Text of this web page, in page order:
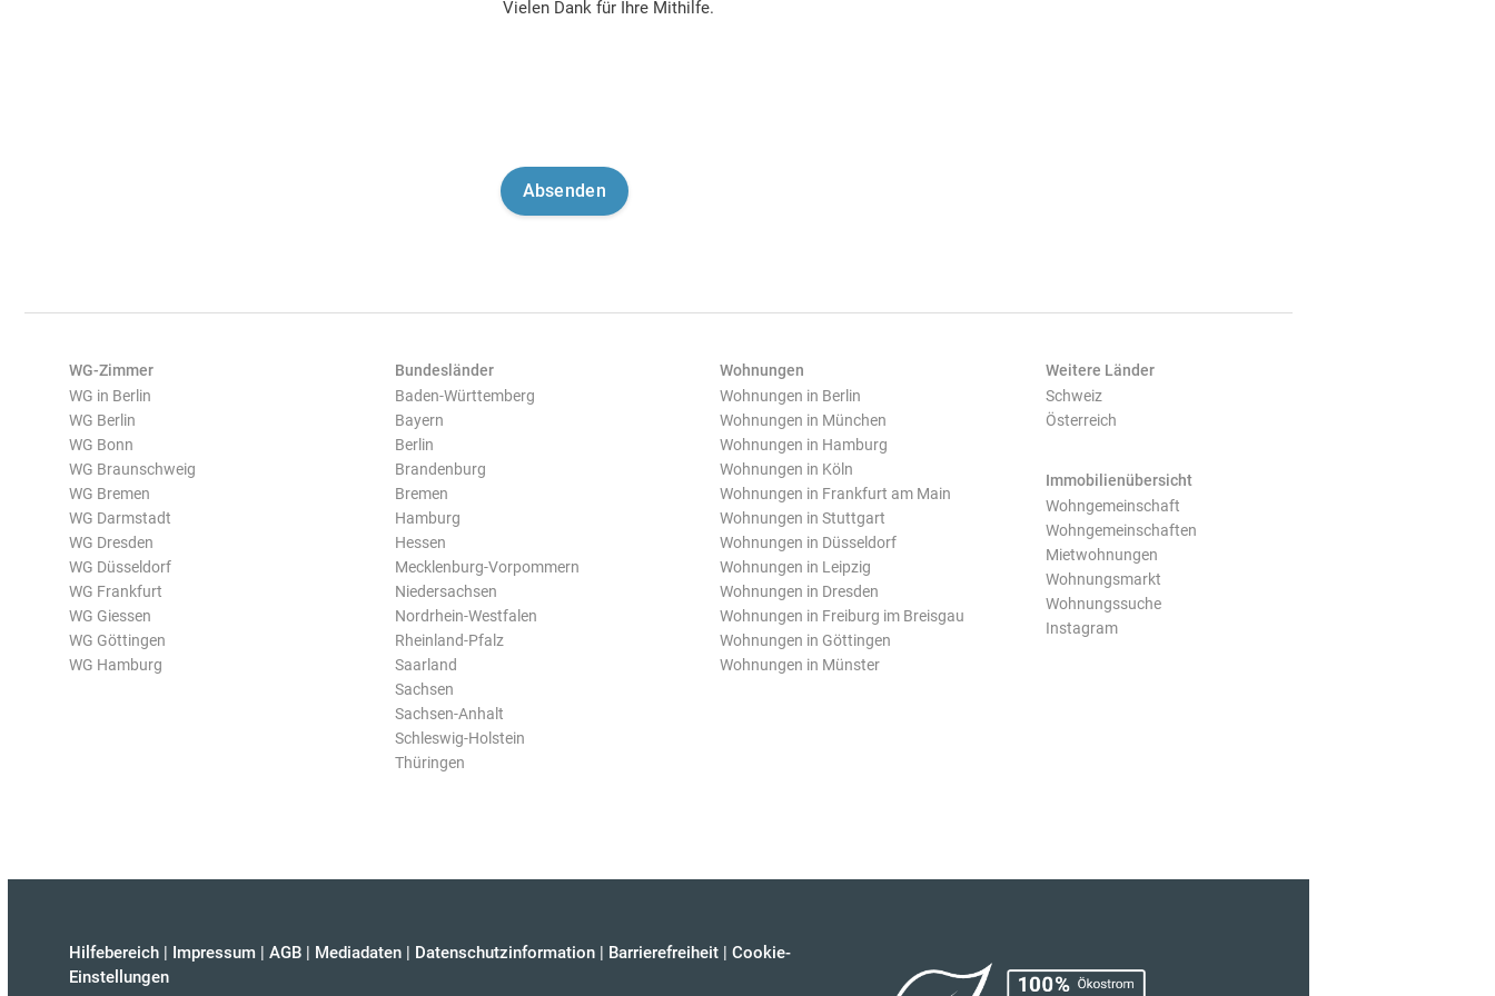
Vielen Dank für Ihre Mithilfe.
WG-Zimmer
WG in Berlin
WG Berlin
WG Bonn
WG Braunschweig
WG Bremen
WG Darmstadt
WG Dresden
WG Düsseldorf
WG Frankfurt
WG Giessen
WG Göttingen
WG Hamburg
Bundesländer
Baden-Württemberg
Bayern
Berlin
Brandenburg
Bremen
Hamburg
Hessen
Mecklenburg-Vorpommern
Niedersachsen
Nordrhein-Westfalen
Rheinland-Pfalz
Saarland
Sachsen
Sachsen-Anhalt
Schleswig-Holstein
Thüringen
Wohnungen
Wohnungen in Berlin
Wohnungen in München
Wohnungen in Hamburg
Wohnungen in Köln
Wohnungen in Frankfurt am Main
Wohnungen in Stuttgart
Wohnungen in Düsseldorf
Wohnungen in Leipzig
Wohnungen in Dresden
Wohnungen in Freiburg im Breisgau
Wohnungen in Göttingen
Wohnungen in Münster
Weitere Länder
Schweiz
Österreich
Immobilienübersicht
Wohngemeinschaft
Wohngemeinschaften
Mietwohnungen
Wohnungsmarkt
Wohnungssuche
Instagram
Hilfebereich | Impressum | AGB | Mediadaten | Datenschutzinformation | Barrierefreiheit | Cookie-
Einstellungen